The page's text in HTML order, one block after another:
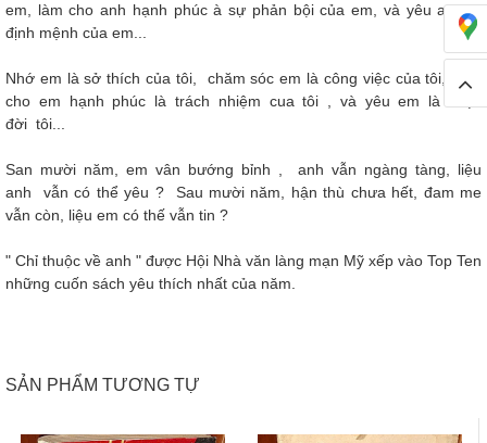
em, làm cho anh hạnh phúc à sự phản bội của em, và yêu anh là
định mệnh của em...
Nhớ em là sở thích của tôi, chăm sóc em là công việc của tôi, làm
cho em hạnh phúc là trách nhiệm cua tôi , và yêu em là cuộc
đời tôi...
San mười năm, em vân bướng bỉnh , anh vẫn ngàng tàng, liệu
anh vẫn có thể yêu ? Sau mười năm, hận thù chưa hết, đam me
vẫn còn, liệu em có thế vẫn tin ?
" Chỉ thuộc về anh " được Hội Nhà văn làng mạn Mỹ xếp vào Top Ten
những cuốn sách yêu thích nhất của năm.
SẢN PHẨM TƯƠNG TỰ